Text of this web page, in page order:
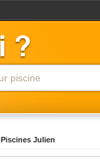
Piscines Julien